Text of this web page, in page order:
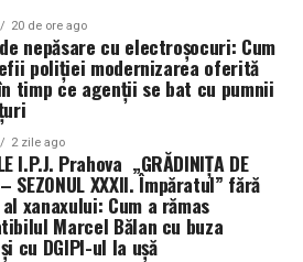
se datorează colaborării
al Poliției de Frontieră
de proiect, și partenerii săi:
Instruire al Poliției din Szeged
a Agenților Poliției de
Oradea și Inspectoratul de
de un buget total de 4,375,000
20 de ore ago
nepăsare cu electroșocuri: Cum
poliției modernizarea oferită
timp ce agenții se bat cu pumnii
2 zile ago
I.P.J. Prahova „GRĂDINIȚA DE
SEZONUL XXXII. Împăratul” fără
xanaxului: Cum a rămas
Marcel Bălan cu buza
cu DGIPI-ul la ușă